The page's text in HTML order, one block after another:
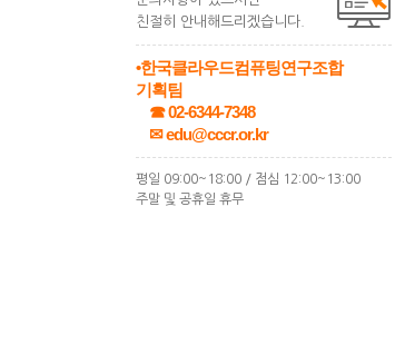
친절히 안내해드리겠습니다.
•한국클라우드컴퓨팅연구조합
기획팀
☎ 02-6344-7348
✉ edu@cccr.or.kr
평일 09:00~18:00 / 점심 12:00~13:00
주말 및 공휴일 휴무